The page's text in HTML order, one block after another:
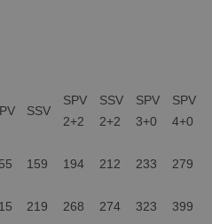
SSV
SPV
2+2
SSV
2+2
SPV
3+0
SPV
4+0
159 194 212 233 279
219 268 274 323 399